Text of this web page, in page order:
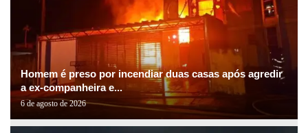
Homem é preso por incendiar duas casas após agredir
a ex-companheira e...
6 de agosto de 2026